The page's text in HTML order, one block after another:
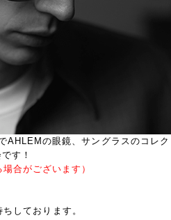
AHLEMの眼鏡、サングラスのコレク
す！
合がございます）
しております。